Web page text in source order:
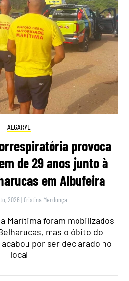
ALGARVE
provoca
de 29 anos junto à
em Albufeira
2026 | Cristina Mendonça
Marítima foram mobilizados
mas o óbito do
por ser declarado no
local